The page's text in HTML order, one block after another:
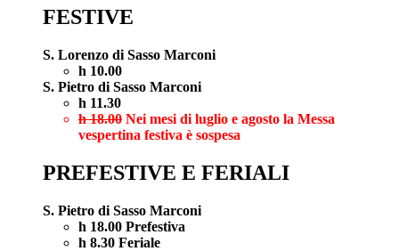
FESTIVE
S. Lorenzo di Sasso Marconi
h 10.00
S. Pietro di Sasso Marconi
h 11.30
h 18.00 Nei mesi di luglio e agosto la Messa
vespertina festiva è sospesa
PREFESTIVE E FERIALI
S. Pietro di Sasso Marconi
h 18.00 Prefestiva
h 8.30 Feriale